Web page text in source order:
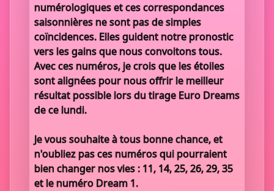
numérologiques et ces correspondances
saisonnières ne sont pas de simples
coïncidences. Elles guident notre pronostic
vers les gains que nous convoitons tous.
Avec ces numéros, je crois que les étoiles
sont alignées pour nous offrir le meilleur
résultat possible lors du tirage Euro Dreams
de ce lundi.
Je vous souhaite à tous bonne chance, et
n'oubliez pas ces numéros qui pourraient
bien changer nos vies : 11, 14, 25, 26, 29, 35
et le numéro Dream 1.